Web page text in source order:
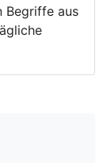
Begriffe aus